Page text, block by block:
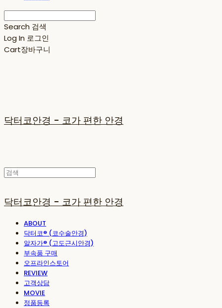
Search 검색
Log In 로그인
Cart장바구니
닥터코안경 - 코가 편한 안경
닥터코안경 - 코가 편한 안경
ABOUT
닥터코® (코수술안경)
알자가® (고도근시안경)
부속품 구매
오프라인스토어
REVIEW
고객상담
MOVIE
정품등록